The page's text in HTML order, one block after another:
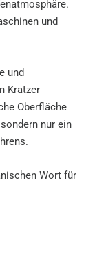
und
und
Kratzer
Oberfläche
nur ein
Wort für